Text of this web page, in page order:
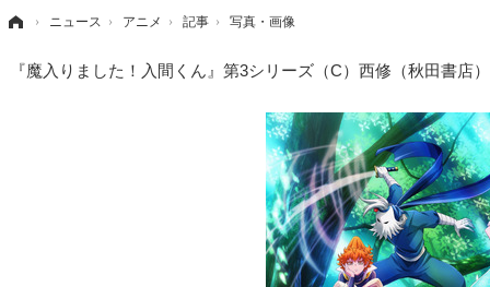
› ニュース › アニメ › 記事 › 写真・画像
『魔入りました！入間くん』第3シリーズ（C）西修（秋田書店